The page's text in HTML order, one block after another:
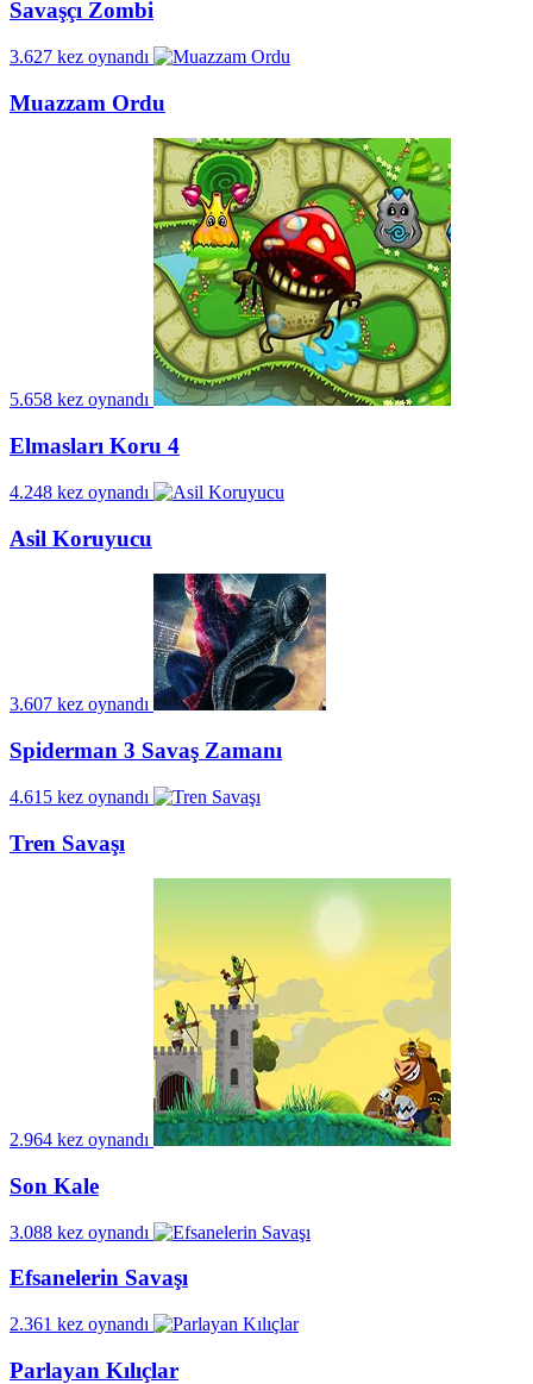
Savaşçı Zombi
3.627 kez oynandı
Muazzam Ordu
5.658 kez oynandı
Elmasları Koru 4
4.248 kez oynandı
Asil Koruyucu
3.607 kez oynandı
Spiderman 3 Savaş Zamanı
4.615 kez oynandı
Tren Savaşı
2.964 kez oynandı
Son Kale
3.088 kez oynandı
Efsanelerin Savaşı
2.361 kez oynandı
Parlayan Kılıçlar